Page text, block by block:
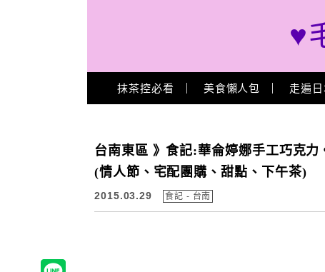
♥
Main Menu
抹茶控必看 美食懶人包 走遍
台南東區 》食記:華侖婷娜手工巧克
(情人節、宅配團購、甜點、下午茶)
2015.03.29 食記 - 台南